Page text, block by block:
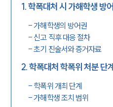
1.학폭대처 시 가해학생 방
-가해학생의 방어권
-신고 직후 대응 절차
-초기 진술서와 증거자료
2.학폭대처 학폭위 처분 단
- 학폭위 개최 단계
-가해학생 조치 범위